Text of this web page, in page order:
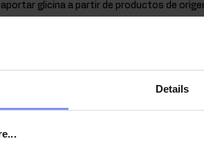
Details
aportar glicina a partir de productos de